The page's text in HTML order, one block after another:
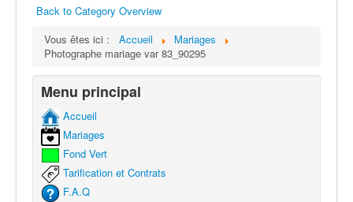
Back to Category Overview
Vous êtes ici :
Accueil
Mariages
Photographe mariage var 83_90295
Menu principal
Accueil
Mariages
Fond Vert
Tarification et Contrats
F.A.Q